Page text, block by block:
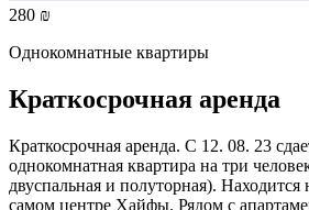
280 ₪
Однокомнатные квартиры
Краткосрочная аренда
Краткосрочная аренда. С 12. 08. 23
однокомнатная квартира на три
двуспальная и полуторная). Находится
самом центре Хайфы. Рядом с